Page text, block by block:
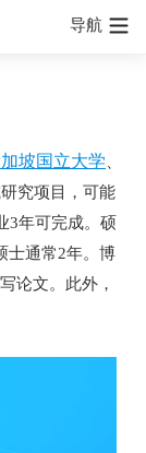
导航
坡国立大学
究项目，可能
3年可完成。硕
士通常2年。博
论文。此外，